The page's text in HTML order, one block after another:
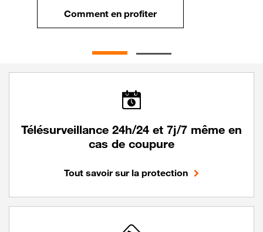
Comment en profiter
Télésurveillance 24h/24 et 7j/7 même en
cas de coupure
Tout savoir sur la protection